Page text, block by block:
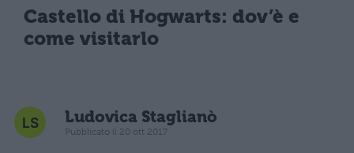
Castello di Hogwarts: dov’è e
come visitarlo
Ludovica Staglianò
Pubblicato il 20 ott 2017